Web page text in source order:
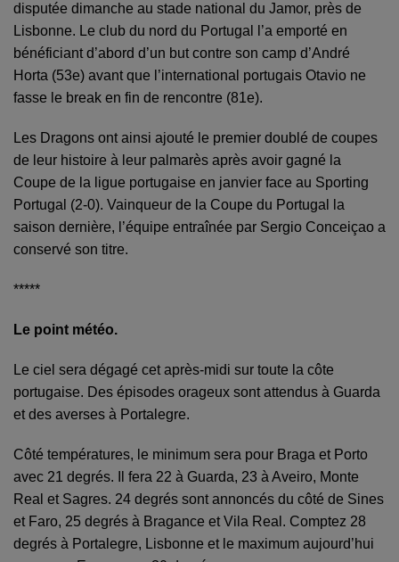
disputée dimanche au stade national du Jamor, près de
Lisbonne. Le club du nord du Portugal l’a emporté en
bénéficiant d’abord d’un but contre son camp d’André
Horta (53e) avant que l’international portugais Otavio ne
fasse le break en fin de rencontre (81e).
Les Dragons ont ainsi ajouté le premier doublé de coupes
de leur histoire à leur palmarès après avoir gagné la
Coupe de la ligue portugaise en janvier face au Sporting
Portugal (2-0). Vainqueur de la Coupe du Portugal la
saison dernière, l’équipe entraînée par Sergio Conceiçao a
conservé son titre.
*****
Le point météo.
Le ciel sera dégagé cet après-midi sur toute la côte
portugaise. Des épisodes orageux sont attendus à Guarda
et des averses à Portalegre.
Côté températures, le minimum sera pour Braga et Porto
avec 21 degrés. Il fera 22 à Guarda, 23 à Aveiro, Monte
Real et Sagres. 24 degrés sont annoncés du côté de Sines
et Faro, 25 degrés à Bragance et Vila Real. Comptez 28
degrés à Portalegre, Lisbonne et le maximum aujourd’hui